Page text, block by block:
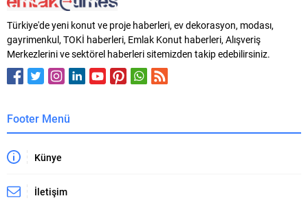
Türkiye'de yeni konut ve proje haberleri, ev dekorasyon, modası,
gayrimenkul, TOKİ haberleri, Emlak Konut haberleri, Alışveriş
Merkezlerini ve sektörel haberleri sitemizden takip edebilirsiniz.
Footer Menü
Künye
İletişim